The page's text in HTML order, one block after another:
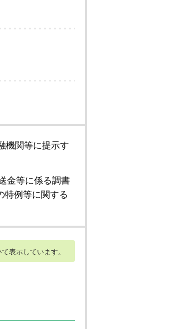
機関等に提示す
金等に係る調書
特例等に関する
表示しています。